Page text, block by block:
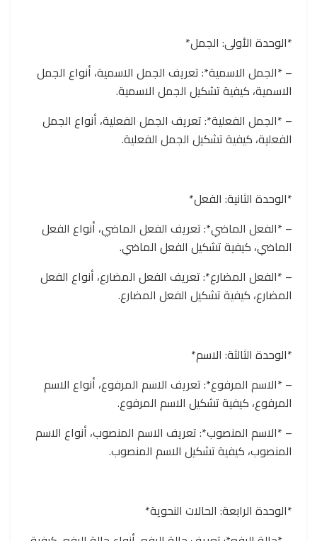
*الوحدة الأولى: الجمل*
– *الجمل الاسمية*: تعريف الجمل الاسمية، أنواع الجمل
الاسمية، كيفية تشكيل الجمل الاسمية.
– *الجمل الفعلية*: تعريف الجمل الفعلية، أنواع الجمل
الفعلية، كيفية تشكيل الجمل الفعلية.
*الوحدة الثانية: الفعل*
– *الفعل الماضي*: تعريف الفعل الماضي، أنواع الفعل
الماضي، كيفية تشكيل الفعل الماضي.
– *الفعل المضارع*: تعريف الفعل المضارع، أنواع الفعل
المضارع، كيفية تشكيل الفعل المضارع.
*الوحدة الثالثة: الاسم*
– *الاسم المرفوع*: تعريف الاسم المرفوع، أنواع الاسم
المرفوع، كيفية تشكيل الاسم المرفوع.
– *الاسم المنصوب*: تعريف الاسم المنصوب، أنواع الاسم
المنصوب، كيفية تشكيل الاسم المنصوب.
*الوحدة الرابعة: الحالات النحوية*